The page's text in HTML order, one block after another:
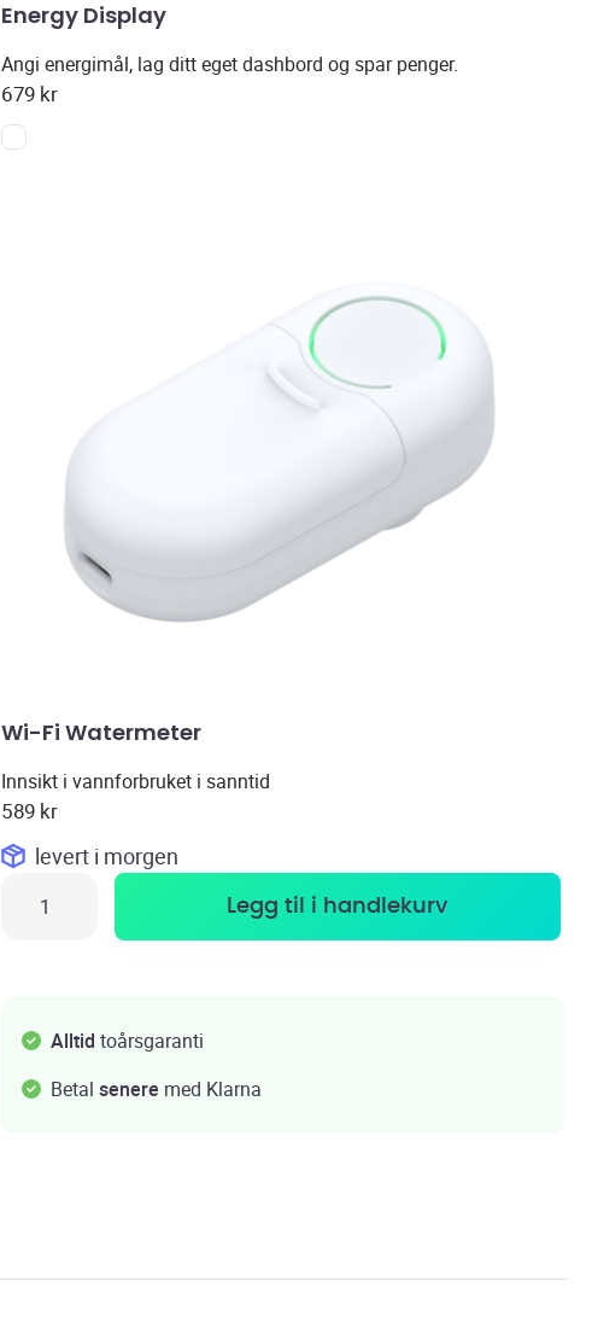
Energy Display
Angi energimål, lag ditt eget dashbord og spar penger.
679 kr
Wi-Fi Watermeter
Innsikt i vannforbruket i sanntid
589 kr
levert i morgen
Legg til i handlekurv
Alltid toårsgaranti
Betalsenere med Klarna